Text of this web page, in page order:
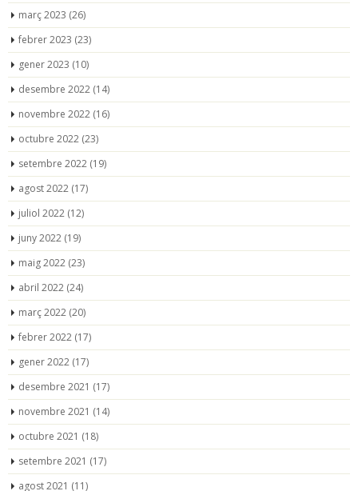
març 2023 (26)
febrer 2023 (23)
gener 2023 (10)
desembre 2022 (14)
novembre 2022 (16)
octubre 2022 (23)
setembre 2022 (19)
agost 2022 (17)
juliol 2022 (12)
juny 2022 (19)
maig 2022 (23)
abril 2022 (24)
març 2022 (20)
febrer 2022 (17)
gener 2022 (17)
desembre 2021 (17)
novembre 2021 (14)
octubre 2021 (18)
setembre 2021 (17)
agost 2021 (11)